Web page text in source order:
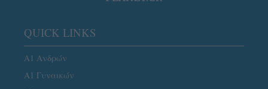
QUICK LINKS
Α1 Ανδρών
Α1 Γυναικών